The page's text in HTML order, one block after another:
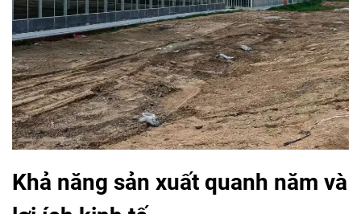
Khả năng sản xuất quanh năm và